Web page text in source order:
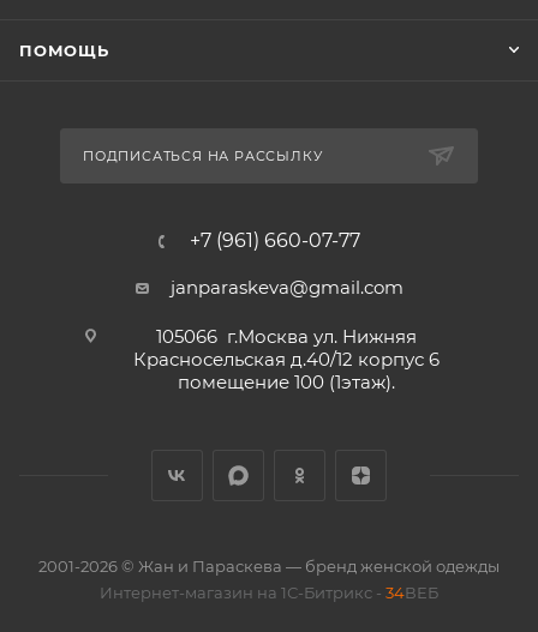
ПОМОЩЬ
ПОДПИСАТЬСЯ НА РАССЫЛКУ
+7 (961) 660-07-77
janparaskeva@gmail.com
105066 г.Москва ул. Нижняя
Красносельская д.40/12 корпус 6
помещение 100 (1этаж).
2001-2026 © Жан и Параскева — бренд женской одежды
Интернет-магазин на 1С-Битрикс - 34ВЕБ